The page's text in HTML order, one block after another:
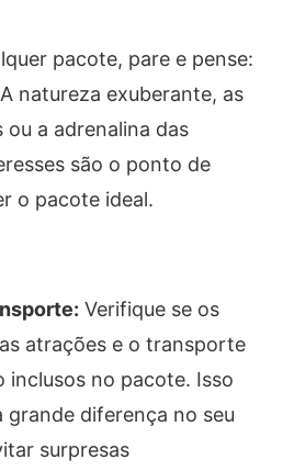
pacote, pare e pense:
natureza exuberante, as
a adrenalina das
são o ponto de
o pacote ideal.
Verifique se os
atrações e o transporte
inclusos no pacote. Isso
grande diferença no seu
surpresas